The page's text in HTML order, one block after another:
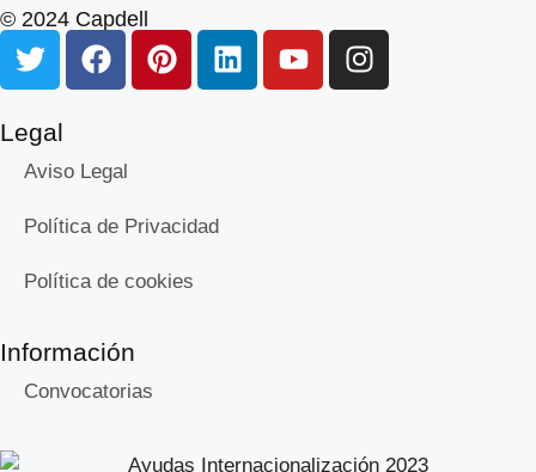
© 2024 Capdell
Legal
Aviso Legal
Política de Privacidad
Política de cookies
Información
Convocatorias